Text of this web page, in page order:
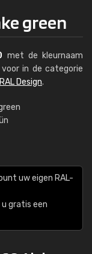
green
met de kleurnaam
in de categorie
RAL Design.
uw eigen RAL-
gratis een